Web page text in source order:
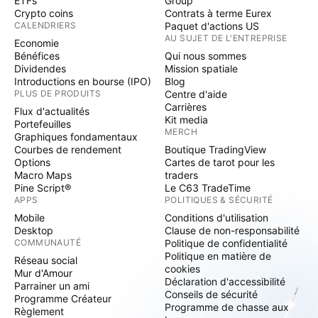
Crypto coins
CALENDRIERS
Economie
Bénéfices
Dividendes
Introductions en bourse (IPO)
PLUS DE PRODUITS
Flux d'actualités
Portefeuilles
Graphiques fondamentaux
Courbes de rendement
Options
Macro Maps
Pine Script®
APPS
Mobile
Desktop
COMMUNAUTÉ
Réseau social
Mur d'Amour
Parrainer un ami
Programme Créateur
Règlement
Contrats à terme Eurex
Paquet d'actions US
AU SUJET DE L'ENTREPRISE
Qui nous sommes
Mission spatiale
Blog
Centre d'aide
Carrières
Kit media
MERCH
Boutique TradingView
Cartes de tarot pour les
traders
Le C63 TradeTime
POLITIQUES & SÉCURITÉ
Conditions d'utilisation
Clause de non-responsabilité
Politique de confidentialité
Politique en matière de
cookies
Déclaration d'accessibilité
Conseils de sécurité
Programme de chasse aux